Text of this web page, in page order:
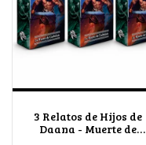
3 Relatos de Hijos de
Daana - Muerte de